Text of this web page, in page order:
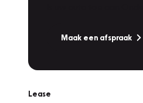
Maak een afspraak
Lease